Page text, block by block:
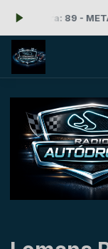
89 - METALLICA